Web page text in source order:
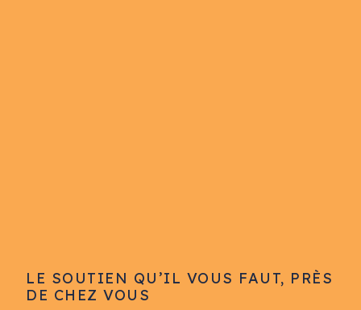
LE SOUTIEN QU’IL VOUS FAUT, PRÈS
DE CHEZ VOUS